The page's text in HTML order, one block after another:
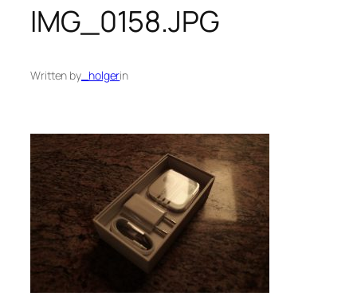
IMG_0158.JPG
Written by _holgerin